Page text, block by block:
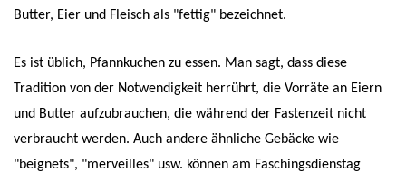
Butter, Eier und Fleisch als "fettig" bezeichnet.
Es ist üblich, Pfannkuchen zu essen. Man sagt, dass diese
Tradition von der Notwendigkeit herrührt, die Vorräte an Eiern
und Butter aufzubrauchen, die während der Fastenzeit nicht
verbraucht werden. Auch andere ähnliche Gebäcke wie
"beignets", "merveilles" usw. können am Faschingsdienstag